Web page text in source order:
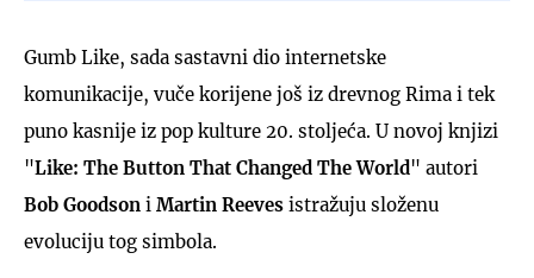
Gumb Like, sada sastavni dio internetske
komunikacije, vuče korijene još iz drevnog Rima i tek
puno kasnije iz pop kulture 20. stoljeća. U novoj knjizi
"Like: The Button That Changed The World" autori
Bob Goodson i Martin Reeves istražuju složenu
evoluciju tog simbola.